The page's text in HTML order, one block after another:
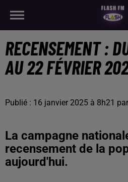
RECENSEMENT :
AU 22 FÉVRIER
Publié : 16 janvier 2025 à 8h21
La campagne
recensement de la
aujourd'hui.